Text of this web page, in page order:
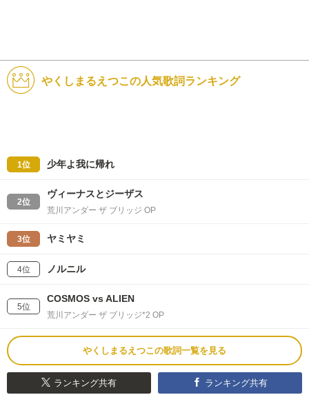
やくしまるえつこの人気歌詞ランキング
1位 少年よ我に帰れ
2位
ヴィーナスとジーザス
荒川アンダー ザ ブリッジ OP
3位 ヤミヤミ
4位 ノルニル
5位
COSMOS vs ALIEN
荒川アンダー ザ ブリッジ*2 OP
やくしまるえつこの歌詞一覧を見る
ランキング共有 ランキング共有